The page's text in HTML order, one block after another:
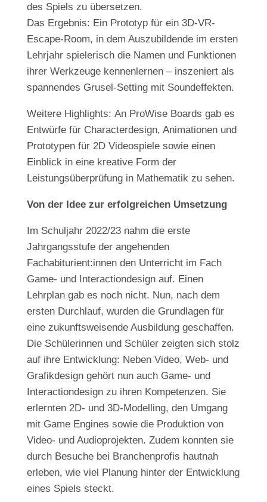
des Spiels zu übersetzen.
Das Ergebnis: Ein Prototyp für ein 3D-VR-
Escape-Room, in dem Auszubildende im ersten
Lehrjahr spielerisch die Namen und Funktionen
ihrer Werkzeuge kennenlernen – inszeniert als
spannendes Grusel-Setting mit Soundeffekten.
Weitere Highlights: An ProWise Boards gab es
Entwürfe für Characterdesign, Animationen und
Prototypen für 2D Videospiele sowie einen
Einblick in eine kreative Form der
Leistungsüberprüfung in Mathematik zu sehen.
Von der Idee zur erfolgreichen Umsetzung
Im Schuljahr 2022/23 nahm die erste
Jahrgangsstufe der angehenden
Fachabiturient:innen den Unterricht im Fach
Game- und Interactiondesign auf. Einen
Lehrplan gab es noch nicht. Nun, nach dem
ersten Durchlauf, wurden die Grundlagen für
eine zukunftsweisende Ausbildung geschaffen.
Die Schülerinnen und Schüler zeigten sich stolz
auf ihre Entwicklung: Neben Video, Web- und
Grafikdesign gehört nun auch Game- und
Interactiondesign zu ihren Kompetenzen. Sie
erlernten 2D- und 3D-Modelling, den Umgang
mit Game Engines sowie die Produktion von
Video- und Audioprojekten. Zudem konnten sie
durch Besuche bei Branchenprofis hautnah
erleben, wie viel Planung hinter der Entwicklung
eines Spiels steckt.